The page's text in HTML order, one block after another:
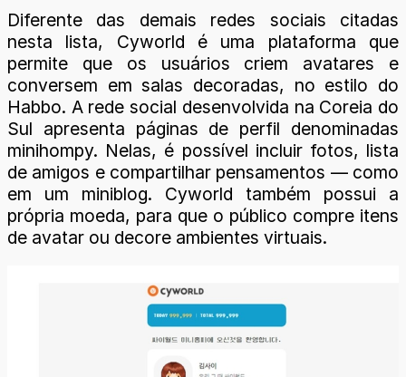
Diferente das demais redes sociais citadas
nesta lista, Cyworld é uma plataforma que
permite que os usuários criem avatares e
conversem em salas decoradas, no estilo do
Habbo. A rede social desenvolvida na Coreia do
Sul apresenta páginas de perfil denominadas
minihompy. Nelas, é possível incluir fotos, lista
de amigos e compartilhar pensamentos — como
em um miniblog. Cyworld também possui a
própria moeda, para que o público compre itens
de avatar ou decore ambientes virtuais.